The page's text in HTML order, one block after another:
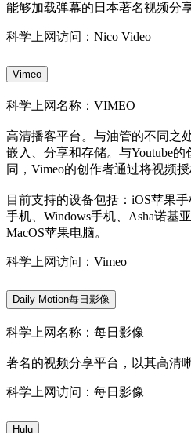
能够加载弹幕的日本著名视频分
科学上网访问：Nico Video
Vimeo
科学上网名称：VIMEO
高清播客平台。与油管的不同之
嵌入、分享和存储。与Youtube
同，Vimeo的创作者通过将视频
目前支持的设备包括：iOS苹果
手机、Windows手机、Asha诺基
MacOS苹果电脑。
科学上网访问：Vimeo
Daily Motion每日影像
科学上网名称：每日影像
著名的视频分享平台，以其高清
科学上网访问：每日影像
Hulu